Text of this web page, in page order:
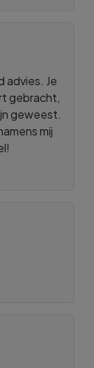
advies. Je
gebracht,
geweest.
mij